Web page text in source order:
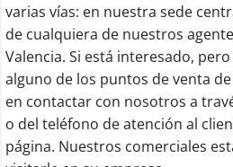
varias vías: en nuestra sede
de cualquiera de nuestros
Valencia. Si está interesado,
alguno de los puntos de venta
en contactar con nosotros a
o del teléfono de atención al
página. Nuestros comerciales